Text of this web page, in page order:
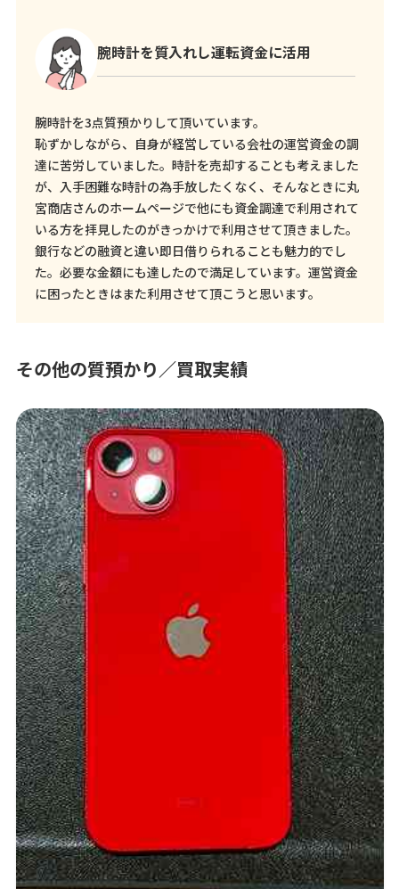
腕時計を質入れし運転資金に活用
腕時計を3点質預かりして頂いています。
恥ずかしながら、自身が経営している会社の運営資金の調
達に苦労していました。時計を売却することも考えました
が、入手困難な時計の為手放したくなく、そんなときに丸
宮商店さんのホームページで他にも資金調達で利用されて
いる方を拝見したのがきっかけで利用させて頂きました。
銀行などの融資と違い即日借りられることも魅力的でし
た。必要な金額にも達したので満足しています。運営資金
に困ったときはまた利用させて頂こうと思います。
その他の質預かり／買取実績